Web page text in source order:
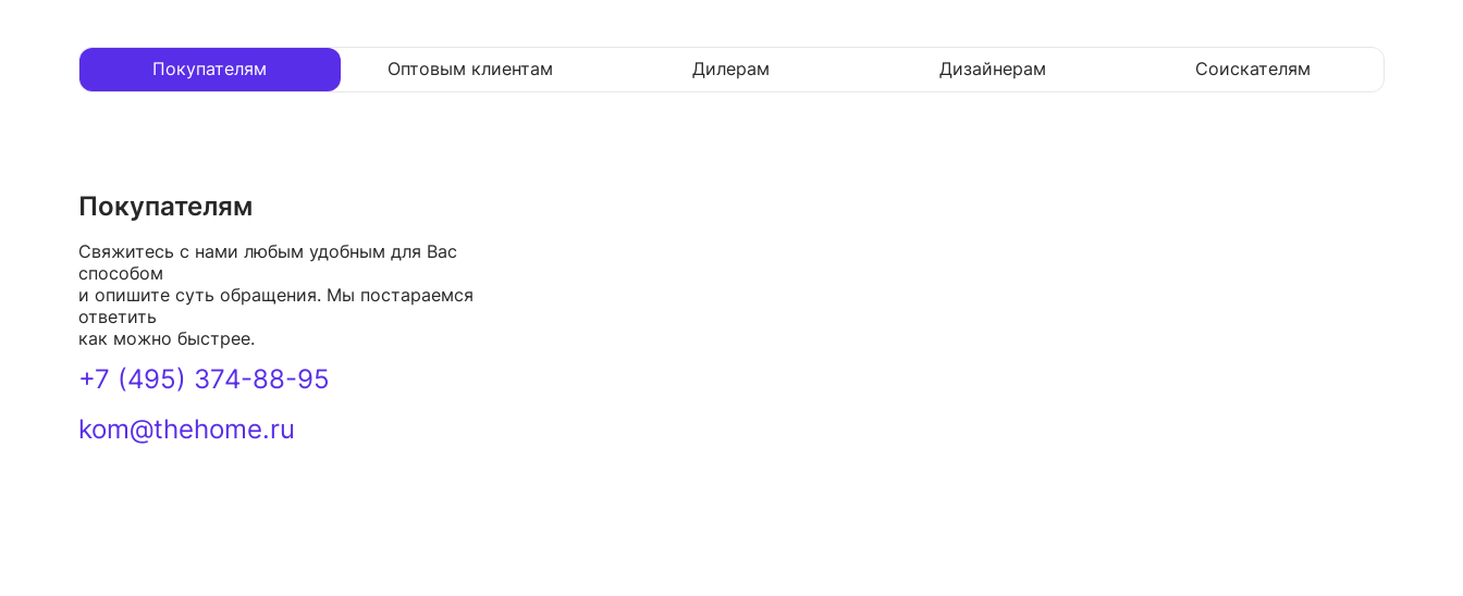
Покупателям Оптовым клиентам Дилерам Дизайнерам Соискателям
Покупателям
Свяжитесь с нами любым удобным для Вас
способом
и опишите суть обращения. Мы постараемся
ответить
как можно быстрее.
+7 (495) 374-88-95
kom@thehome.ru